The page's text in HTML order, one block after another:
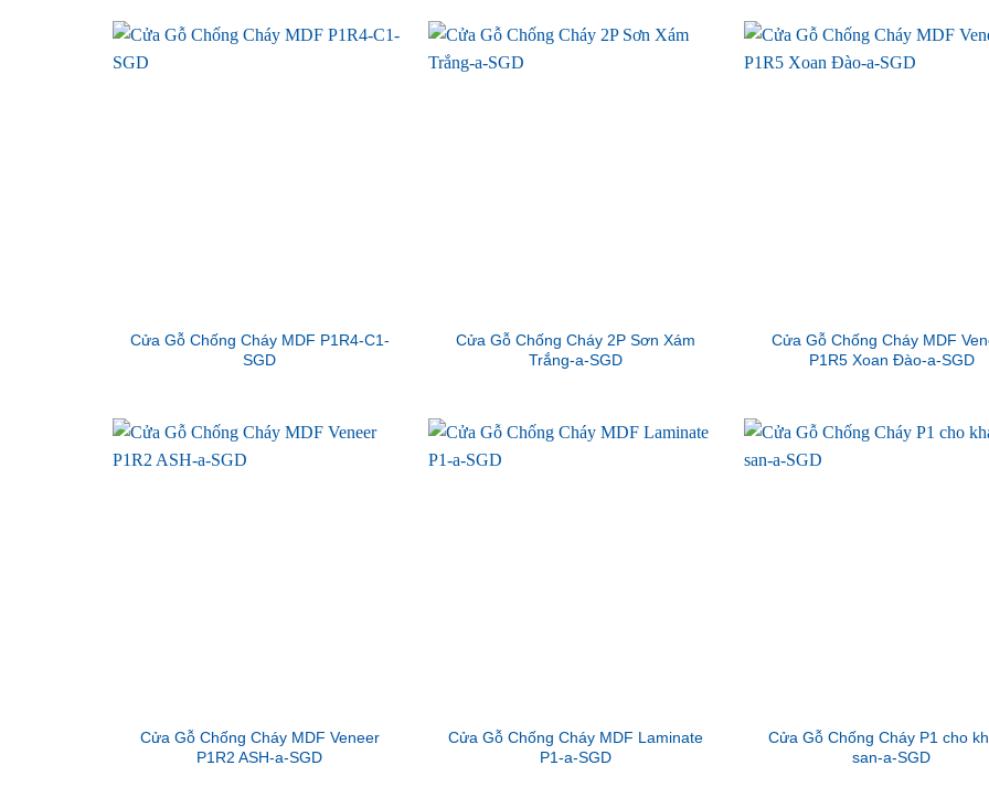
Cửa Gỗ Chống Cháy MDF P1R4-C1-
SGD
Cửa Gỗ Chống Cháy 2P Sơn Xám
Trắng-a-SGD
Cửa Gỗ Chống Cháy MDF
P1R5 Xoan Đào-a-SGD
Cửa Gỗ Chống Cháy MDF Veneer
P1R2 ASH-a-SGD
Cửa Gỗ Chống Cháy MDF Laminate
P1-a-SGD
Cửa Gỗ Chống Cháy P1 cho
san-a-SGD